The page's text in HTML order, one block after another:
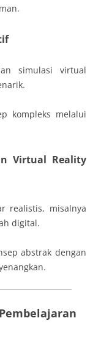
simulasi virtual
kompleks melalui
Virtual Reality
realistis, misalnya
digital.
abstrak dengan